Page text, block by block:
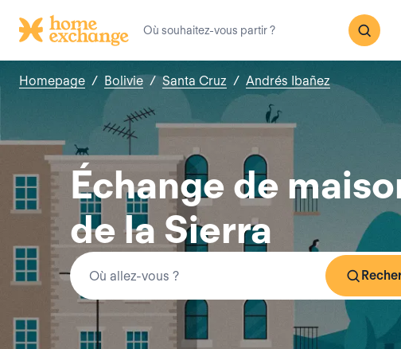
Homepage / Bolivie / Santa Cruz / Andrés Ibañez
Échange de
de la Sierra